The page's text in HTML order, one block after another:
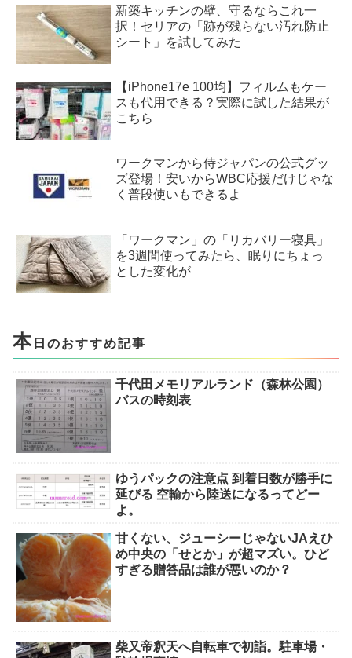
新築キッチンの壁、守るならこれ一
択！セリアの「跡が残らない汚れ防止
シート」を試してみた
【iPhone17e 100均】フィルムもケー
スも代用できる？実際に試した結果が
こちら
ワークマンから侍ジャパンの公式グッ
ズ登場！安いからWBC応援だけじゃな
く普段使いもできるよ
「ワークマン」の「リカバリー寝具」
を3週間使ってみたら、眠りにちょっ
とした変化が
本 日のおすすめ記事
千代田メモリアルランド（森林公園）
バスの時刻表
ゆうパックの注意点 到着日数が勝手に
延びる 空輸から陸送になるってどー
よ。
甘くない、ジューシーじゃないJAえひ
め中央の「せとか」が超マズい。ひど
すぎる贈答品は誰が悪いのか？
柴又帝釈天へ自転車で初詣。駐車場・